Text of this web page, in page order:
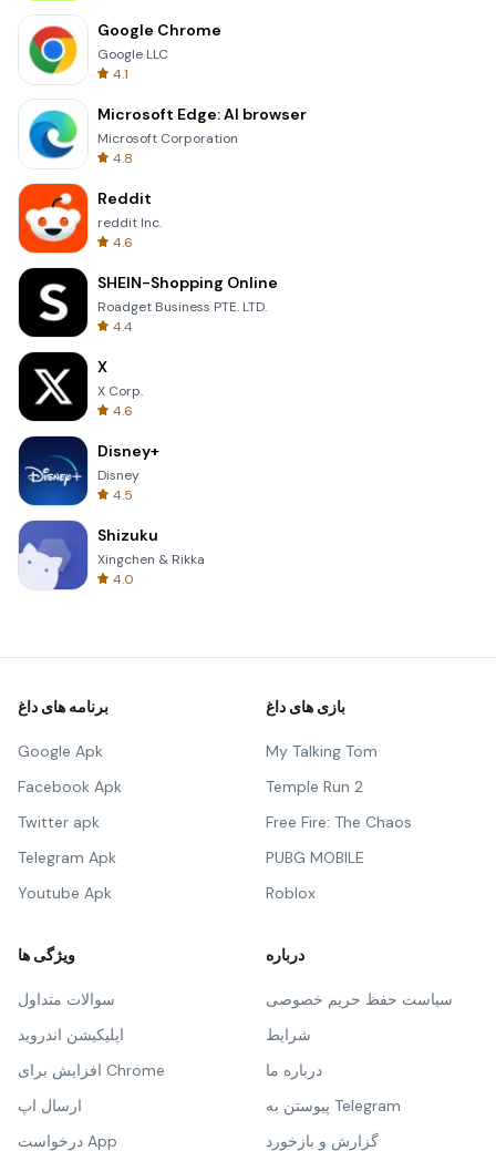
Google Chrome
Google LLC
4.1
Microsoft Edge: AI browser
Microsoft Corporation
4.8
Reddit
reddit Inc.
4.6
SHEIN-Shopping Online
Roadget Business PTE. LTD.
4.4
X
X Corp.
4.6
Disney+
Disney
4.5
Shizuku
Xingchen & Rikka
4.0
برنامه های داغ
Google Apk
Facebook Apk
Twitter apk
Telegram Apk
Youtube Apk
بازی های داغ
My Talking Tom
Temple Run 2
Free Fire: The Chaos
PUBG MOBILE
Roblox
ویژگی ها
سوالات متداول
اپلیکیشن اندروید
افزایش برای Chrome
ارسال اپ
درخواست App
درباره
سیاست حفظ حریم خصوصی
شرایط
درباره ما
پیوستن به Telegram
گزارش و بازخورد